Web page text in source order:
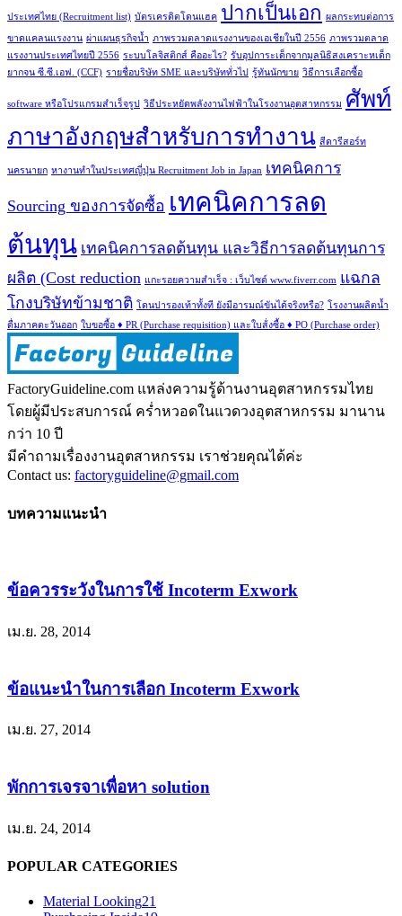
ประเทศไทย (Recruitment list) บัตรเครดิตโดนแฮค ปากเป็นเอก ผลกระทบต่อการ
ขาดแคลนแรงงาน ผ่าแผนธุรกิจน้ำ ภาพรวมตลาดแรงงานของเอเชียในปี 2556 ภาพรวมตลาด
แรงงานประเทศไทยปี 2556 ระบบโลจิสติกส์ คืออะไร? รับอุปการะเด็กจากมูลนิธิสงเคราะหเด็ก
ยากจน ซี.ซี.เอฟ. (CCF) รายชื่อบริษัท SME และบริษัททั่วไป รู้ทันนักขาย วิธีการเลือกซื้อ
software หรือโปรแกรมสำเร็จรูป วิธีประหยัดพลังงานไฟฟ้าในโรงงานอุตสาหกรรม ศัพท์
ภาษาอังกฤษสำหรับการทำงาน สีดารีสอร์ท
นครนายก หางานทำในประเทศญี่ปุ่น Recruitment Job in Japan เทคนิคการ
Sourcing ของการจัดซื้อ เทคนิคการลด
ต้นทุน เทคนิคการลดต้นทุน และวิธีการลดต้นทุนการ
ผลิต (Cost reduction แกะรอยความสำเร็จ : เว็บไซด์ www.fiverr.com แฉกล
โกงบริษัทข้ามชาติ โดนปารองเท้าทั้งที ยังมีอารมณ์ขันได้จริงหรือ? โรงงานผลิตน้ำ
ดื่มภาคตะวันออก ใบขอซื้อ ♦ PR (Purchase requisition) และใบส้่งซื้อ ♦ PO (Purchase order)
FactoryGuideline.com แหล่งความรู้ด้านงานอุตสาหกรรมไทย
โดยผู้มีประสบการณ์ คร่ำหวอดในแวดวงอุตสาหกรรม มานาน
กว่า 10 ปี
มีคำถามเรื่องงานอุตสาหกรรม เราช่วยคุณได้ค่ะ
Contact us: factoryguideline@gmail.com
บทความแนะนำ
ข้อควรระวังในการใช้ Incoterm Exwork
เม.ย. 28, 2014
ข้อแนะนำในการเลือก Incoterm Exwork
เม.ย. 27, 2014
พักการเจรจาเพื่อหา solution
เม.ย. 24, 2014
POPULAR CATEGORIES
Material Looking21